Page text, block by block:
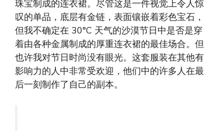
珠宝制成的连衣裙。尽管这是一件视觉上令人惊
叹的单品，底层有金链，表面镶嵌着彩色宝石，
但我不确定在 30°C 天气的沙漠节日中是否是穿
着由各种金属制成的厚重连衣裙的​​最佳场合。但
也许我对节日时尚没有眼光。这套服装在其他有
影响力的人中非常受欢迎，他们中的许多人在最
后一刻制作了自己的副本。